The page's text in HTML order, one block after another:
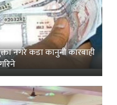
नगरे कडा कानुनी कारबाही